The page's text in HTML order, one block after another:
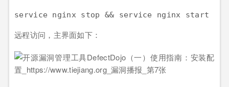
远程访问，主界面如下：